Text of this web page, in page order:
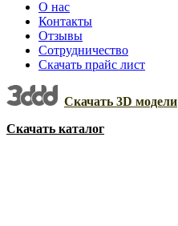
О нас
Контакты
Отзывы
Сотрудничество
Скачать прайс лист
Скачать 3D модели
Скачать каталог